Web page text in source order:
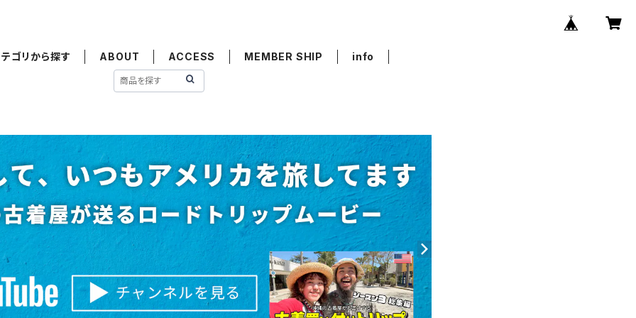
ゴリから探す ABOUT ACCESS MEMBER SHIP info